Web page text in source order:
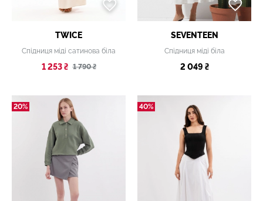
TWICE
Спідниця міді сатинова біла
1 253 ₴ 1 790 ₴
SEVENTEEN
Спідниця міді біла
2 049 ₴
20% 40%